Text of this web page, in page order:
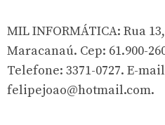
MIL INFORMÁTICA: Rua
Maracanaú. Cep: 61.900-
Telefone: 3371-0727. E-
felipejoao@hotmail.com.